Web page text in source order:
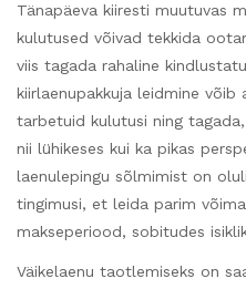
Tänapäeva kiiresti muutuvas
kulutused võivad tekkida
viis tagada rahaline
kiirlaenupakkuja leidmine võib
tarbetuid kulutusi ning
nii lühikeses kui ka pikas
laenulepingu sõlmimist on
tingimusi, et leida parim
makseperiood, sobitudes
Väikelaenu taotlemiseks on